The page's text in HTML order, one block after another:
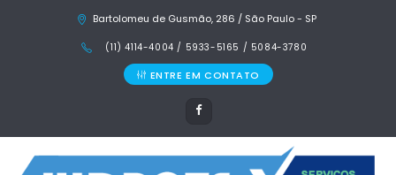
Bartolomeu de Gusmão, 286 / São Paulo - SP
(11) 4114-4004 / 5933-5165 / 5084-3780
ENTRE EM CONTATO